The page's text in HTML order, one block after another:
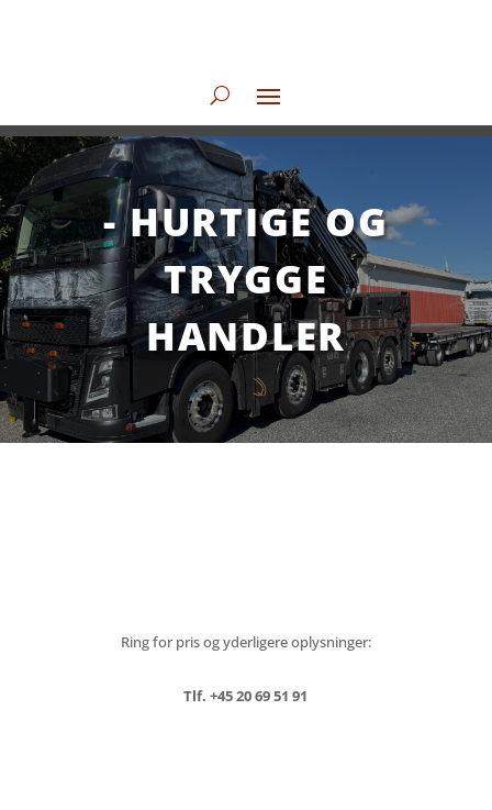
- HURTIGE OG
TRYGGE
HANDLER
Ring for pris og yderligere oplysninger:
Tlf. +45 20 69 51 91